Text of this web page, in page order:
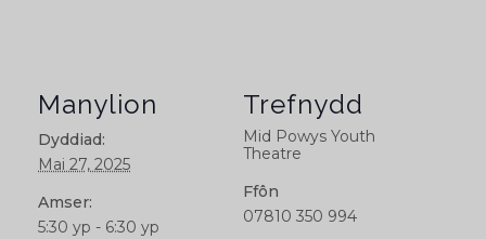
Manylion
Dyddiad:
Mai 27, 2025
Amser:
5:30 yp - 6:30 yp
Trefnydd
Mid Powys Youth
Theatre
Ffôn
07810 350 994